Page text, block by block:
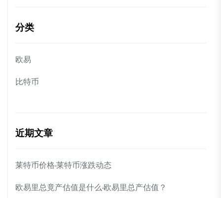
分类
欧易
比特币
近期文章
莱特币价格-莱特币涨跌动态
欧易里总竟产估值是什么-欧易里总产估值？